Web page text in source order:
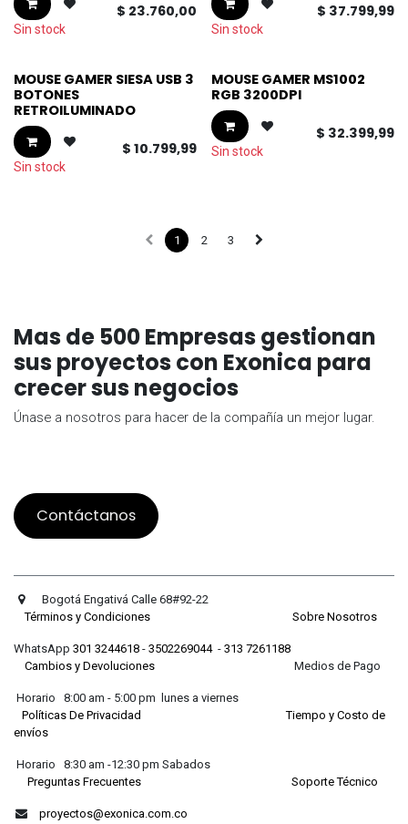
$ 23.760,00
Sin stock
$ 37.799,99
Sin stock
MOUSE GAMER SIESA USB 3
BOTONES
RETROILUMINADO
$ 10.799,99
Sin stock
MOUSE GAMER MS1002
RGB 3200DPI
$ 32.399,99
Sin stock
1 2 3
Mas de 500 Empresas gestionan
sus proyectos con Exonica para
crecer sus negocios
Únase a nosotros para hacer de la compañía un mejor lugar.
Contáctanos
Bogotá Engativá Calle 68#92-22
Términos y Condiciones
Sobre Nosotros
WhatsApp 301 3244618 - 3502269044- 313 7261188
Cambios y Devoluciones Medios de Pago
Horario 8:00 am - 5:00 pm lunes a viernes
Políticas De Privacidad
Tiempo y Costo de
envíos
Horario 8:30 am -12:30 pm Sabados
Preguntas Frecuentes
Soporte Técnico
proyectos@exonica.com.co